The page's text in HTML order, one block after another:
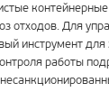
отходов. Для
инструмент для
работы